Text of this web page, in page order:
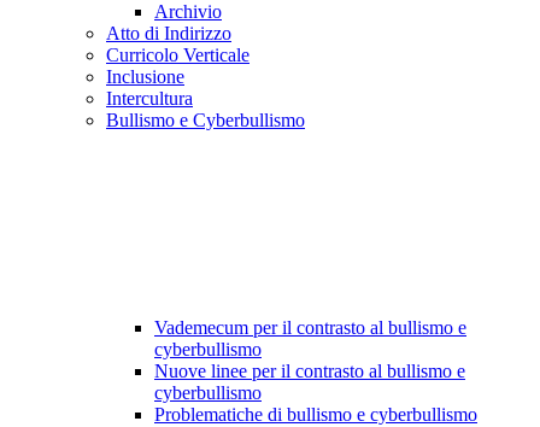
Archivio
Atto di Indirizzo
Curricolo Verticale
Inclusione
Intercultura
Bullismo e Cyberbullismo
Vademecum per il contrasto al bullismo e
cyberbullismo
Nuove linee per il contrasto al bullismo e
cyberbullismo
Problematiche di bullismo e cyberbullismo